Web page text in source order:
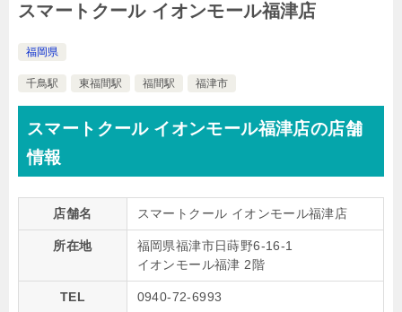
スマートクール イオンモール福津店
福岡県
千鳥駅 東福間駅 福間駅 福津市
スマートクール イオンモール福津店の店舗
情報
店舗名 スマートクール イオンモール福津店
所在地
福岡県福津市日蒔野6-16-1
イオンモール福津 2階
TEL 0940-72-6993